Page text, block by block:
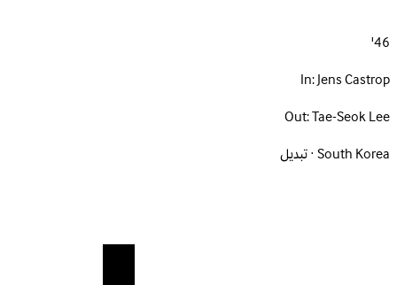
46'
In:Jens Castrop
Out:Tae-Seok Lee
South Korea · تبديل